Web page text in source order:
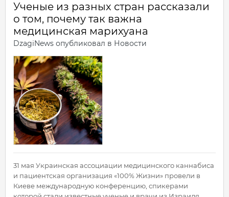
Ученые из разных стран рассказали
о том, почему так важна
медицинская марихуана
DzagiNews опубликовал в Новости
31 мая Украинская ассоциации медицинского каннабиса
и пациентская организация «100% Жизни» провели в
Киеве международную конференцию, спикерами